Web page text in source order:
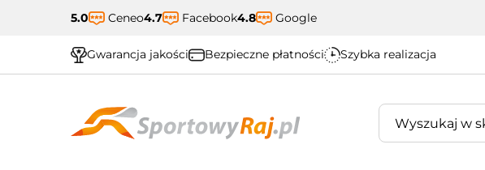
5.0 Ceneo4.7 Facebook4.8 Google
Gwarancja jakości Bezpieczne płatności Szybka realizacja